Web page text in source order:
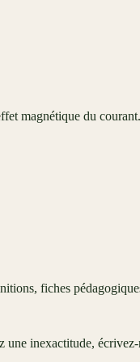
magnétique du
fiches
une inexactitude, écrivez-